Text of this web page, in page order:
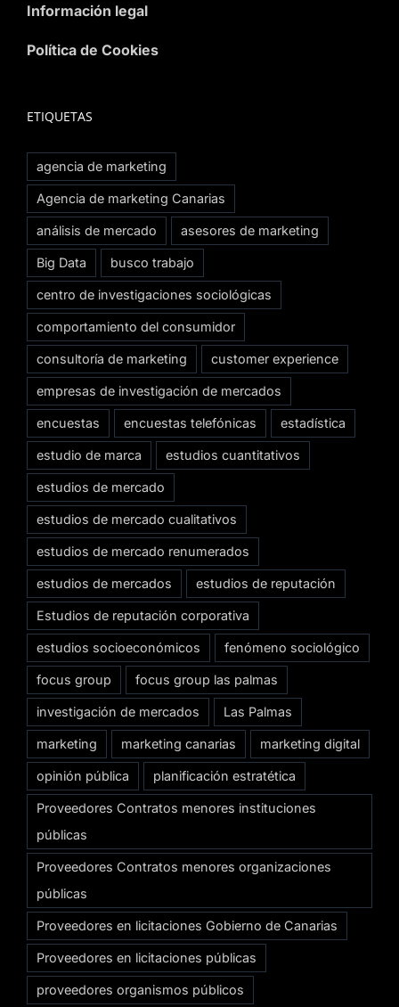
Información legal
Política de Cookies
ETIQUETAS
agencia de marketing
Agencia de marketing Canarias
análisis de mercado asesores de marketing
Big Data busco trabajo
centro de investigaciones sociológicas
comportamiento del consumidor
consultoría de marketing customer experience
empresas de investigación de mercados
encuestas encuestas telefónicas estadística
estudio de marca estudios cuantitativos
estudios de mercado
estudios de mercado cualitativos
estudios de mercado renumerados
estudios de mercados estudios de reputación
Estudios de reputación corporativa
estudios socioeconómicos fenómeno sociológico
focus group focus group las palmas
investigación de mercados Las Palmas
marketing marketing canarias marketing digital
opinión pública planificación estratética
Proveedores Contratos menores instituciones
públicas
Proveedores Contratos menores organizaciones
públicas
Proveedores en licitaciones Gobierno de Canarias
Proveedores en licitaciones públicas
proveedores organismos públicos